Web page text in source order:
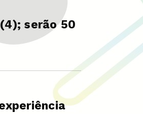
serão 50